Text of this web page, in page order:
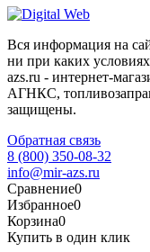
Вся информация на
ни при каких
azs.ru - интернет-
АГНКС,
защищены.
Обратная связь
8 (800) 350-08-32
info@mir-azs.ru
Сравнение0
Избранное0
Корзина0
Купить в один клик